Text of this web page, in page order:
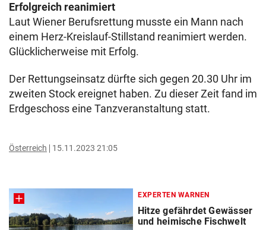
Erfolgreich reanimiert
Laut Wiener Berufsrettung musste ein Mann nach
einem Herz-Kreislauf-Stillstand reanimiert werden.
Glücklicherweise mit Erfolg.
Der Rettungseinsatz dürfte sich gegen 20.30 Uhr im
zweiten Stock ereignet haben. Zu dieser Zeit fand im
Erdgeschoss eine Tanzveranstaltung statt.
Österreich 15.11.2023 21:05
EXPERTEN WARNEN
Hitze gefährdet Gewässer
und heimische Fischwelt